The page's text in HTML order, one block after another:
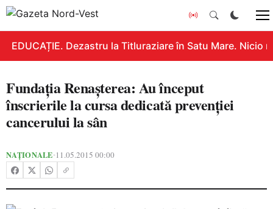
EDUCAȚIE. Dezastru la Titluraziare în Satu Mare. Nicio
Fundația Renașterea: Au început
înscrierile la cursa dedicată prevenției
cancerului la sân
NAȚIONALE•11.05.2015 00:00